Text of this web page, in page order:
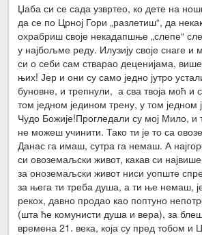
Џаба си се сада узвртео, ко дете на
да се по Црној Гори „разлетиш“, да
охрабриш своје некадапшње „слепе“
у најбољме реду. Илузију своје снаге и
си о себи сам стварао деценијама,
њих! Јер и они су само једно јутро
буновне, и трепнули, а сва твоја моћ и
том једном једином трену, у том једном
Чудо Божије!Прогледали су мој Мило, и
не можеш учинити. Тако ти је то са
Данас га имаш, сутра га немаш. А
си овоземаљски живот, какав си
за оноземаљски живот ниси уопште
за њега ти треба душа, а ти ње немаш,
рекох, давно продао као поптуно
(шта ће комунисти душа и вера), за
времена 21. века, која су пред тобом и